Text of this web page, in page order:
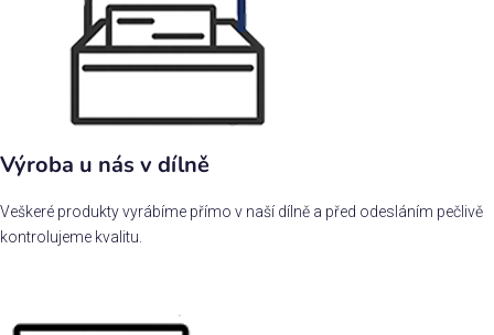
Výroba u nás v dílně
Veškeré produkty vyrábíme přímo v naší dílně a před odesláním pečlivě
kontrolujeme kvalitu.